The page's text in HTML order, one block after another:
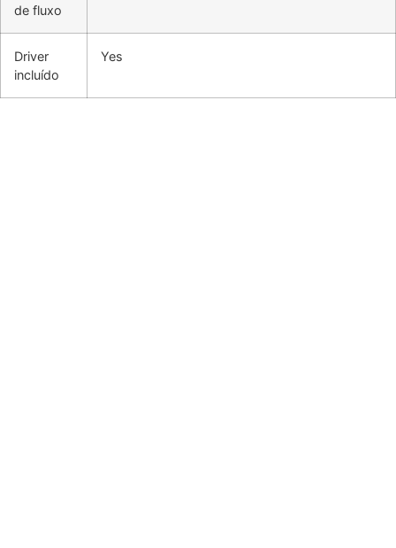
de fluxo
Driver
incluído
Yes